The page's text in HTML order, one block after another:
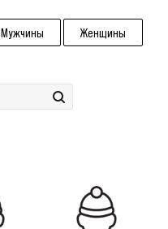
Мужчины Женщины